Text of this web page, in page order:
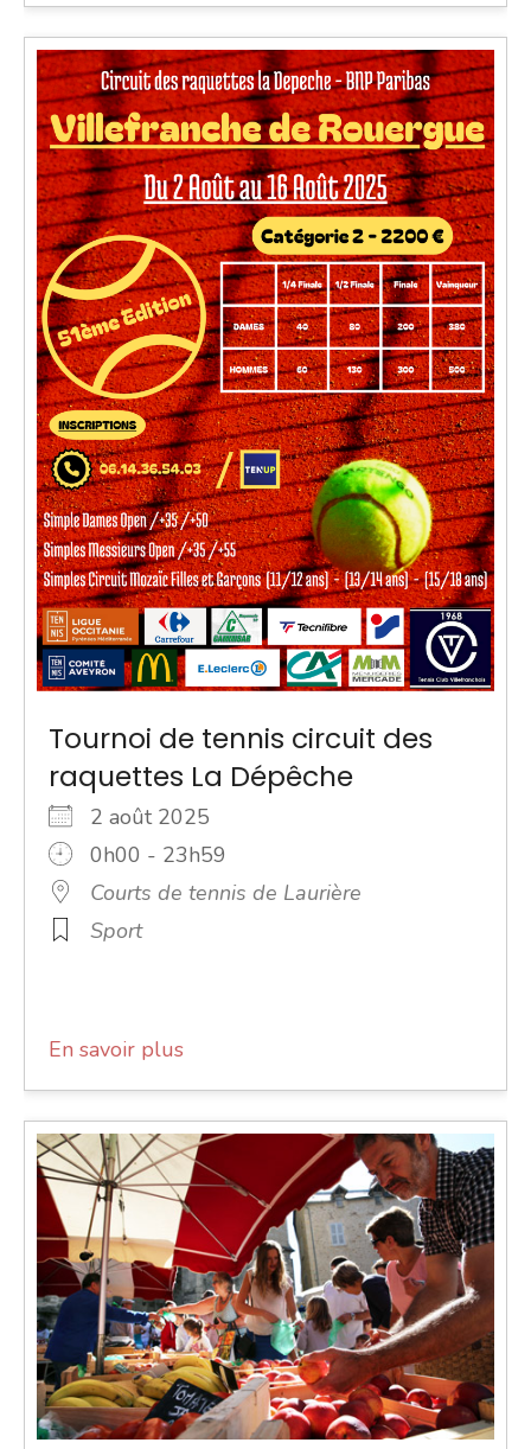
Tournoi de tennis circuit des
raquettes La Dépêche
2 août 2025
0h00 - 23h59
Courts de tennis de Laurière
Sport
En savoir plus